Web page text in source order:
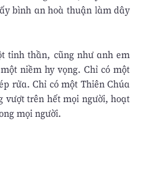
bình an hoà thuận làm dây
tinh thần, cũng như anh em
niềm hy vọng. Chỉ có một
rửa. Chỉ có một Thiên Chúa
vượt trên hết mọi người, hoạt
mọi người.